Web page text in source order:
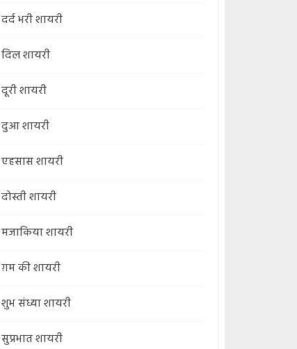
दर्द भरी शायरी
दिल शायरी
दूरी शायरी
दुआ शायरी
एहसास शायरी
दोस्ती शायरी
मजाकिया शायरी
ग़म की शायरी
शुभ संध्या शायरी
सुप्रभात शायरी